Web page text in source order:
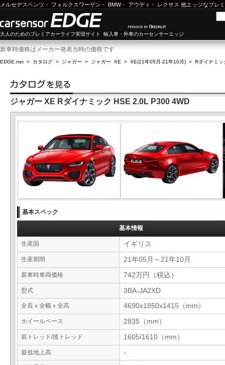
メルセデスベンツ ・ フォルクスワーゲン ・ BMW・ アウディ ・ レクサス 他エッジなプレ
大人のためのプレミアカーライフ実現サイト 輸入車・外車のカーセンサーエッジ
新車時価格はメーカー発表当時の価格です
EDGE.net > カタログ > ジャガー > ジャガー XE > XE(21年05月-21年10月) > Rダイナミ
ジャガー XE Rダイナミック HSE 2.0L P300 4WD
基本スペック
基本情報
生産国 イギリス
生産期間 21年05月～21年10月
新車時車両価格 742万円（税込）
型式 3BA-JA2XD
全長ｘ全幅ｘ全高 4690x1850x1415（mm）
ホイールベース 2835（mm）
前トレッド/後トレッド 1605/1610（mm）
最低地上高 -